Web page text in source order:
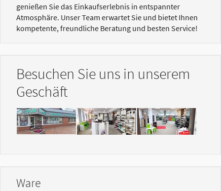
genießen Sie das Einkaufserlebnis in entspannter
Atmosphäre. Unser Team erwartet Sie und bietet Ihnen
kompetente, freundliche Beratung und besten Service!
Besuchen Sie uns in unserem
Geschäft
Show larger versionShow larger versionShow larger version
Ware